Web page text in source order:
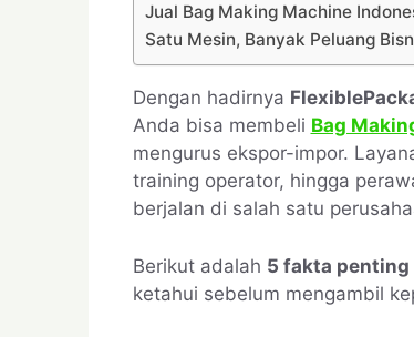
Jual Bag Making Machine
Satu Mesin, Banyak Peluang
Dengan hadirnya
Anda bisa membeli Bag
mengurus ekspor-impor.
training operator, hingga
berjalan di salah satu
Berikut adalah 5 fakta penting
ketahui sebelum mengambil